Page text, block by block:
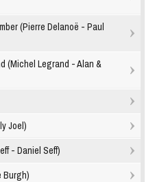
(Pierre Delanoë - Paul
(Michel Legrand - Alan &
Joel)
- Daniel Seff)
Burgh)